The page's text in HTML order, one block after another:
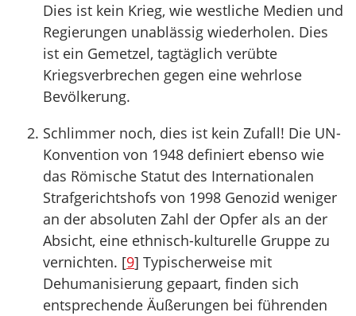
Dies ist kein Krieg, wie westliche Medien und
Regierungen unablässig wiederholen. Dies
ist ein Gemetzel, tagtäglich verübte
Kriegsverbrechen gegen eine wehrlose
Bevölkerung.
Schlimmer noch, dies ist kein Zufall! Die UN-
Konvention von 1948 definiert ebenso wie
das Römische Statut des Internationalen
Strafgerichtshofs von 1998 Genozid weniger
an der absoluten Zahl der Opfer als an der
Absicht, eine ethnisch-kulturelle Gruppe zu
vernichten. [9] Typischerweise mit
Dehumanisierung gepaart, finden sich
entsprechende Äußerungen bei führenden